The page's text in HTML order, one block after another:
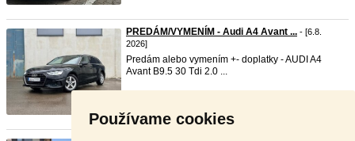
Používame cookies
PREDÁM/VYMENÍM - Audi A4 Avant ... - [6.8.
2026]
Predám alebo vymením +- doplatky - AUDI A4
Avant B9.5 30 Tdi 2.0 ...